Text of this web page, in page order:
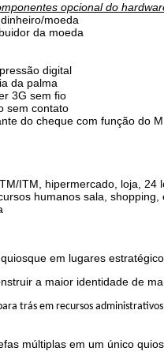
opcional do
moeda
da moeda
digital
da palma
3G sem fio
sem contato
do cheque com função do
ITM, hipermercado, loja,
humanos sala,
em lugares
a maior identidade de
trás em recursos
múltiplas em um único